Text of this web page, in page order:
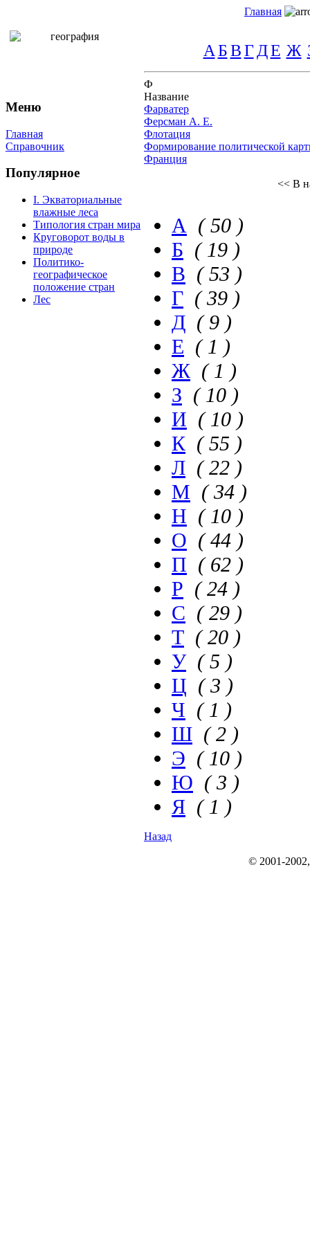
Главная
Меню
Главная
Справочник
Популярное
I. Экваториальные
влажные леса
Типология стран мира
Круговорот воды в
природе
Политико-
географическое
положение стран
Лес
А БВГ ДЕ Ж
Ф
Название
Фарватер
Ферсман А. Е.
Флотация
Формирование политической
Франция
<< В
А ( 50 )
Б ( 19 )
В ( 53 )
Г ( 39 )
Д ( 9 )
Е ( 1 )
Ж ( 1 )
З ( 10 )
И ( 10 )
К ( 55 )
Л ( 22 )
М ( 34 )
Н ( 10 )
О ( 44 )
П ( 62 )
Р ( 24 )
С ( 29 )
Т ( 20 )
У ( 5 )
Ц ( 3 )
Ч ( 1 )
Ш ( 2 )
Э ( 10 )
Ю ( 3 )
Я ( 1 )
Назад
© 2001-